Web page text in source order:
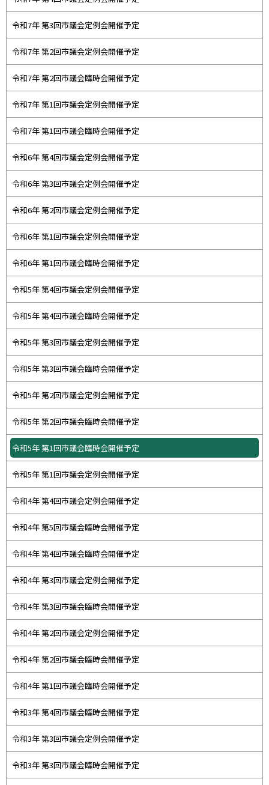
令和7年 第3回市議会定例会開催予定
令和7年 第2回市議会定例会開催予定
令和7年 第2回市議会臨時会開催予定
令和7年 第1回市議会定例会開催予定
令和7年 第1回市議会臨時会開催予定
令和6年 第4回市議会定例会開催予定
令和6年 第3回市議会定例会開催予定
令和6年 第2回市議会定例会開催予定
令和6年 第1回市議会定例会開催予定
令和6年 第1回市議会臨時会開催予定
令和5年 第4回市議会定例会開催予定
令和5年 第4回市議会臨時会開催予定
令和5年 第3回市議会定例会開催予定
令和5年 第3回市議会臨時会開催予定
令和5年 第2回市議会定例会開催予定
令和5年 第2回市議会臨時会開催予定
令和5年 第1回市議会臨時会開催予定
令和5年 第1回市議会定例会開催予定
令和4年 第4回市議会定例会開催予定
令和4年 第5回市議会臨時会開催予定
令和4年 第4回市議会臨時会開催予定
令和4年 第3回市議会定例会開催予定
令和4年 第3回市議会臨時会開催予定
令和4年 第2回市議会定例会開催予定
令和4年 第2回市議会臨時会開催予定
令和4年 第1回市議会臨時会開催予定
令和3年 第4回市議会臨時会開催予定
令和3年 第3回市議会定例会開催予定
令和3年 第3回市議会臨時会開催予定